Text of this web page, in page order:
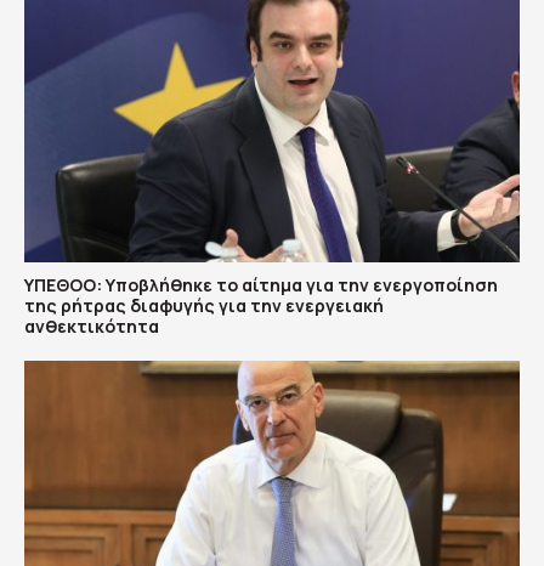
ΥΠΕΘΟΟ: Υποβλήθηκε το αίτημα για την ενεργοποίηση
της ρήτρας διαφυγής για την ενεργειακή
ανθεκτικότητα